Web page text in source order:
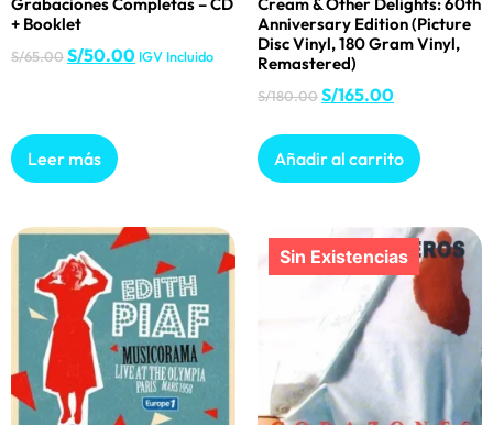
+ Booklet
S/65.00S/50.00 IGV Incluido
Leer más
Anniversary Edition (Picture
Disc Vinyl, 180 Gram Vinyl,
Remastered)
S/180.00S/165.00
Añadir al carrito